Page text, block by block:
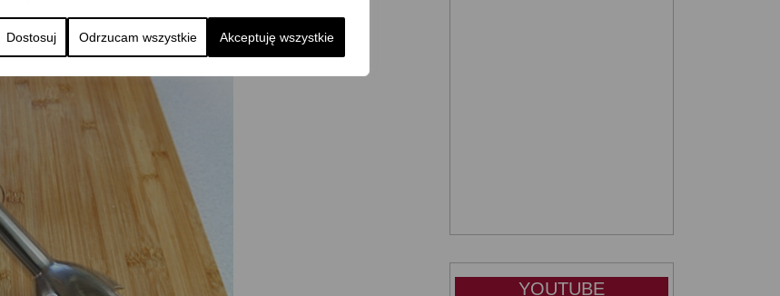
Dostosuj Odrzucam wszystkie Akceptuję wszystkie
YOUTUBE